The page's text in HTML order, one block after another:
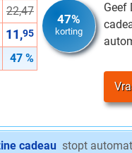
22,47
11,95
47 %
47%
korting
Geef
cadeau stopt